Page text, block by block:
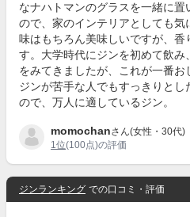
なナハトマンのグラスを一緒に
ので、家のインテリアとしても気
味はもちろん美味しいですが、
す。大学時代にジンを初めて飲
をみてきましたが、これが一番お
ジンが苦手な人でもすっきりと
ので、万人に適しているジン。
momochanさん(女性・30代)
1位(100点)の評価
ジンランキング での口コミ・評価